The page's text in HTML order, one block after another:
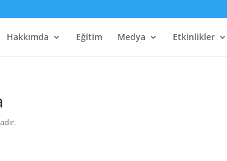
Hakkımda Eğitim Medya Etkinlikler